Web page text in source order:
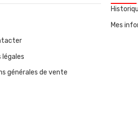
légales
générales de vente
Mes